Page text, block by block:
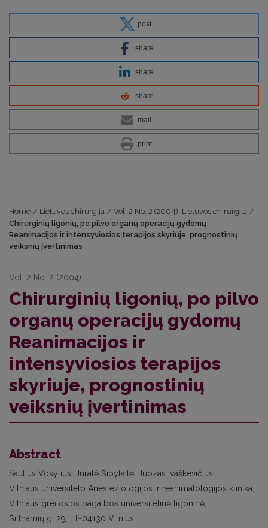
post
share
share
share
mail
print
Home / Lietuvos chirurgija / Vol. 2 No. 2 (2004): Lietuvos chirurgija /
Chirurginių ligonių, po pilvo organų operacijų gydomų
Reanimacijos ir intensyviosios terapijos skyriuje, prognostinių
veiksnių įvertinimas
Vol. 2 No. 2 (2004)
Chirurginių ligonių, po pilvo
organų operacijų gydomų
Reanimacijos ir
intensyviosios terapijos
skyriuje, prognostinių
veiksnių įvertinimas
Abstract
Saulius Vosylius, Jūratė Šipylaitė, Juozas Ivaškevičius
Vilniaus universiteto Anesteziologijos ir reanimatologijos klinika,
Vilniaus greitosios pagalbos universitetinė ligoninė,
Šiltnamių g. 29, LT-04130 Vilnius